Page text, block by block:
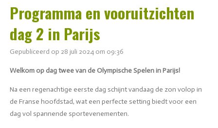
Programma en vooruitzichten
dag 2 in Parijs
Gepubliceerd op 28 juli 2024 om 09:36
Welkom op dag twee van de Olympische Spelen in Parijs!
Na een regenachtige eerste dag schijnt vandaag de zon volop in
de Franse hoofdstad, wat een perfecte setting biedt voor een
dag vol spannende sportevenementen.